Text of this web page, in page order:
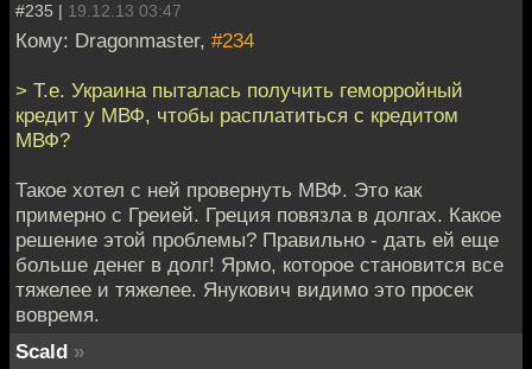
#235 | 19.12.13 03:47
Кому: Dragonmaster, #234
> Т.е. Украина пыталась получить геморройный
кредит у МВФ, чтобы расплатиться с кредитом
МВФ?
Такое хотел с ней провернуть МВФ. Это как
примерно с Греией. Греция повязла в долгах. Какое
решение этой проблемы? Правильно - дать ей еще
больше денег в долг! Ярмо, которое становится все
тяжелее и тяжелее. Янукович видимо это просек
вовремя.
Scald »